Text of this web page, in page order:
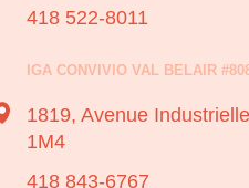
418 522-8011
IGA CONVIVIO VAL BELAIR
1819, Avenue
1M4
418 843-6767